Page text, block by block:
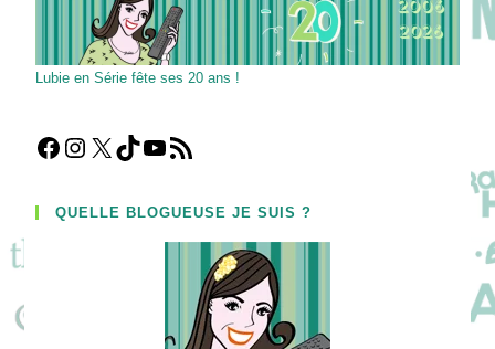
Lubie en Série fête ses 20 ans !
Facebook
Instagram
X TikTokYouTube
Flux RSS
QUELLE BLOGUEUSE JE SUIS ?